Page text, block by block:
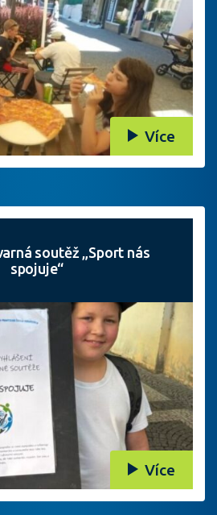
Více
soutěž „Sport nás
spojuje“
Více